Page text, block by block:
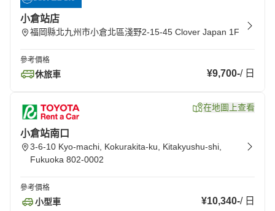
小倉站店
福岡縣北九州市小倉北區淺野2-15-45 Clover Japan 1F
參考價格
休旅車 ¥9,700-/ 日
在地圖上查看
小倉站南口
3-6-10 Kyo-machi, Kokurakita-ku, Kitakyushu-shi,
Fukuoka 802-0002
參考價格
小型車 ¥10,340-/ 日